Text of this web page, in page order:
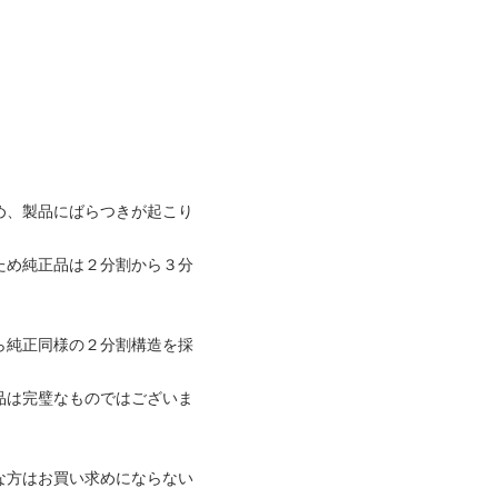
製品にばらつきが起こり
純正品は２分割から３分
正同様の２分割構造を採
完璧なものではございま
はお買い求めにならない